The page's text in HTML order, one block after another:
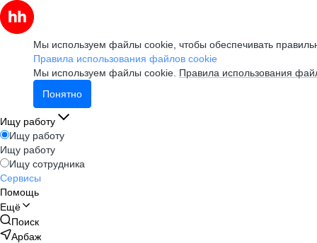
Мы используем файлы cookie, чтобы обеспечивать
Правила использования файлов cookie
Мы используем файлы cookie. Правила использования
Понятно
Ищу работу
Ищу работу
Ищу работу
Ищу сотрудника
Сервисы
Помощь
Ещё
Поиск
Арбаж